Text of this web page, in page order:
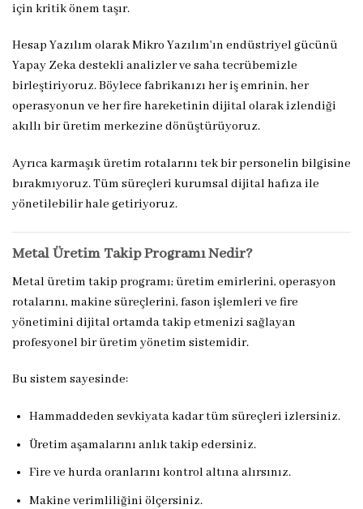
için kritik önem taşır.
Hesap Yazılım olarak Mikro Yazılım’ın endüstriyel gücünü
Yapay Zeka destekli analizler ve saha tecrübemizle
birleştiriyoruz. Böylece fabrikanızı her iş emrinin, her
operasyonun ve her fire hareketinin dijital olarak izlendiği
akıllı bir üretim merkezine dönüştürüyoruz.
Ayrıca karmaşık üretim rotalarını tek bir personelin bilgisine
bırakmıyoruz. Tüm süreçleri kurumsal dijital hafıza ile
yönetilebilir hale getiriyoruz.
Metal Üretim Takip Programı Nedir?
Metal üretim takip programı; üretim emirlerini, operasyon
rotalarını, makine süreçlerini, fason işlemleri ve fire
yönetimini dijital ortamda takip etmenizi sağlayan
profesyonel bir üretim yönetim sistemidir.
Bu sistem sayesinde:
Hammaddeden sevkiyata kadar tüm süreçleri izlersiniz.
Üretim aşamalarını anlık takip edersiniz.
Fire ve hurda oranlarını kontrol altına alırsınız.
Makine verimliliğini ölçersiniz.